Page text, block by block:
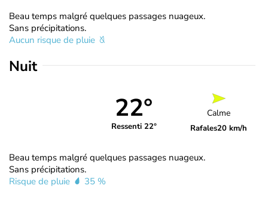
Beau temps malgré quelques passages nuageux.
Sans précipitations.
Aucun risque de pluie
Nuit
22°
Ressenti 22°
Calme
Rafales20 km/h
Beau temps malgré quelques passages nuageux.
Sans précipitations.
Risque de pluie
35 %